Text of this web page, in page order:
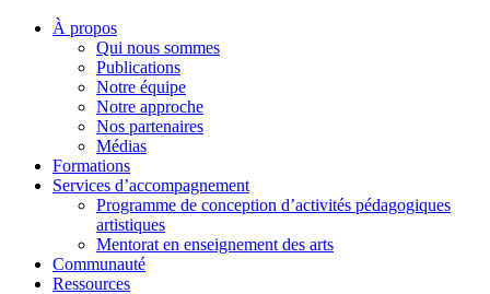
À propos
Qui nous sommes
Publications
Notre équipe
Notre approche
Nos partenaires
Médias
Formations
Services d’accompagnement
Programme de conception d’activités pédagogiques
artistiques
Mentorat en enseignement des arts
Communauté
Ressources